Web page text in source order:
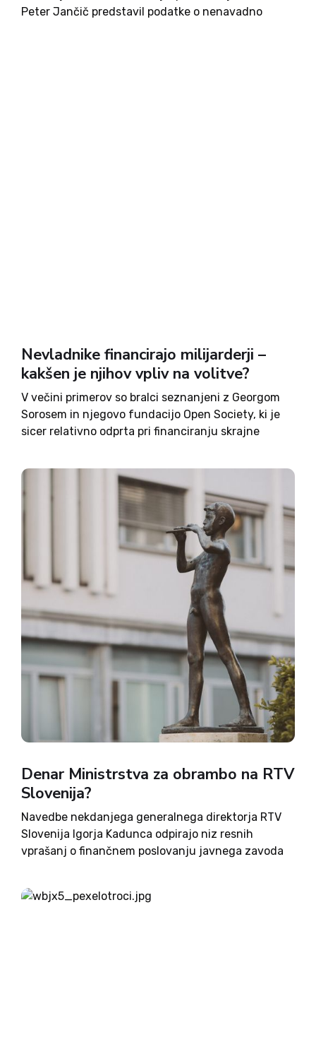
Peter Jančič predstavil podatke o nenavadno
Nevladnike financirajo milijarderji –
kakšen je njihov vpliv na volitve?
V večini primerov so bralci seznanjeni z Georgom
Sorosem in njegovo fundacijo Open Society, ki je
sicer relativno odprta pri financiranju skrajne
Toda v ozadju sta še dva milijarderja s svojimi
Denar Ministrstva za obrambo na RTV
Slovenija?
Navedbe nekdanjega generalnega direktorja RTV
Slovenija Igorja Kadunca odpirajo niz resnih
vprašanj o finančnem poslovanju javnega zavoda
interpretacijah ali tehnične nejasnosti, temveč za
sume in indikacije o nepojasnjenih večmilijonskih